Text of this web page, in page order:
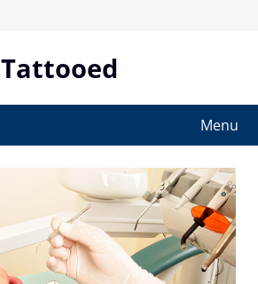
Tattooed
Menu